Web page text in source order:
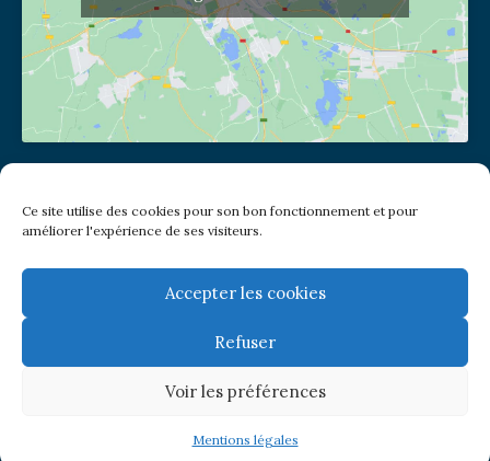
Ce site utilise des cookies pour son bon fonctionnement et pour
améliorer l'expérience de ses visiteurs.
Accepter les cookies
Refuser
Voir les préférences
Mentions légales
(pas de courrier à cette adresse)
2 place Jules Joffrin - 75018
Metro: Jules Joffrin ou Simplon
Bus : Mairie du XVIII
Newsletter
© Paroisse Notre-Dame de Clignancourt